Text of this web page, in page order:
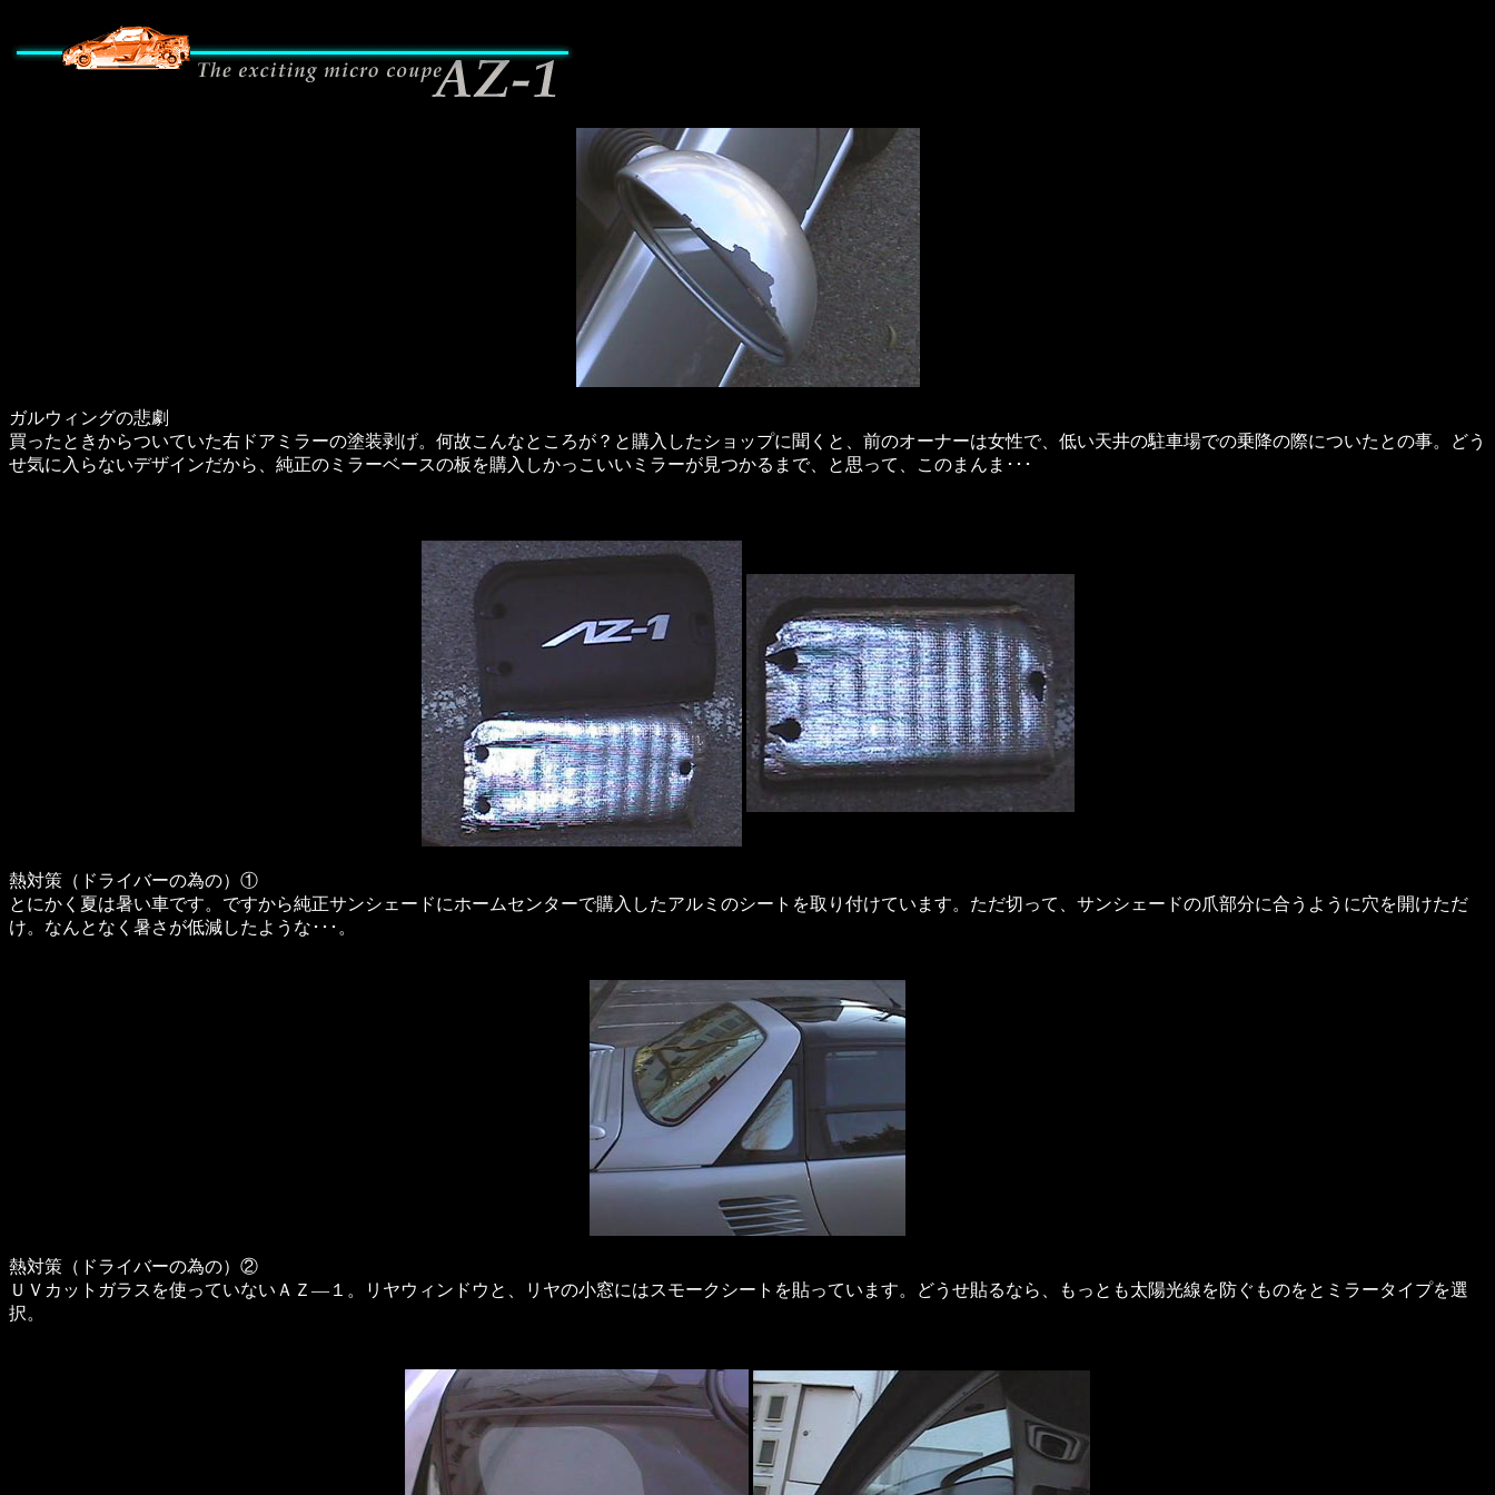
ガルウィングの悲劇
買ったときからついていた右ドアミラーの塗装剥げ。何故こんなところが？と購入したショップに聞くと、前のオーナーは女性で、低い天井の駐車場での乗降の際についたとの事。どう
せ気に入らないデザインだから、純正のミラーベースの板を購入しかっこいいミラーが見つかるまで、と思って、このまんま･･･
熱対策（ドライバーの為の）①
とにかく夏は暑い車です。ですから純正サンシェードにホームセンターで購入したアルミのシートを取り付けています。ただ切って、サンシェードの爪部分に合うように穴を開けただ
け。なんとなく暑さが低減したような･･･。
熱対策（ドライバーの為の）②
ＵＶカットガラスを使っていないＡＺ―１。リヤウィンドウと、リヤの小窓にはスモークシートを貼っています。どうせ貼るなら、もっとも太陽光線を防ぐものをとミラータイプを選
択。